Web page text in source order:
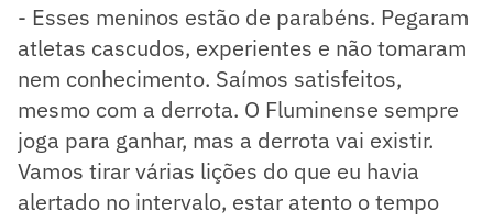
- Esses meninos estão de parabéns. Pegaram
atletas cascudos, experientes e não tomaram
nem conhecimento. Saímos satisfeitos,
mesmo com a derrota. O Fluminense sempre
joga para ganhar, mas a derrota vai existir.
Vamos tirar várias lições do que eu havia
alertado no intervalo, estar atento o tempo